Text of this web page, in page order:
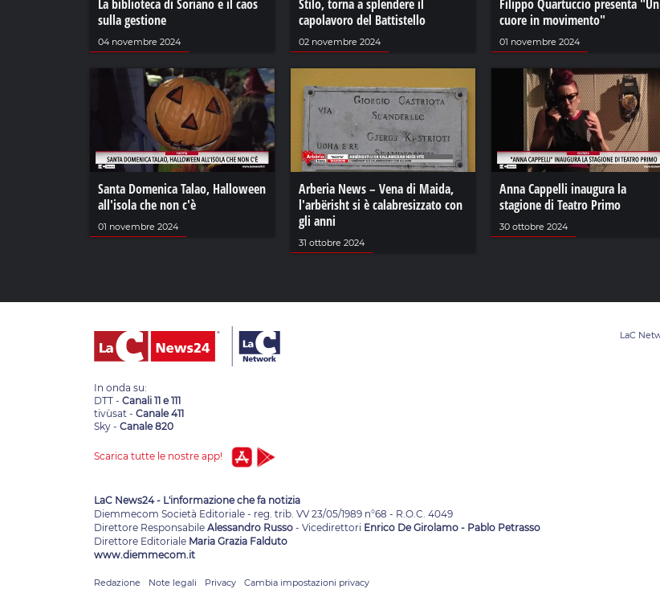
La biblioteca di Soriano e il caos
sulla gestione
04 novembre 2024
Stilo, torna a splendere il
capolavoro del Battistello
02 novembre 2024
Filippo Quartuccio presenta "Un
cuore in movimento"
01 novembre 2024
Santa Domenica Talao, Halloween
all'isola che non c'è
01 novembre 2024
Arberia News – Vena di Maida,
l'arbërisht si è calabresizzato con
gli anni
31 ottobre 2024
Anna Cappelli inaugura la
stagione di Teatro Primo
30 ottobre 2024
In onda su:
DTT - Canali 11 e 111
tivùsat - Canale 411
Sky - Canale 820
Scarica tutte le nostre app!
LaC News24 - L'informazione che fa notizia
Diemmecom Società Editoriale - reg. trib. VV 23/05/1989 n°68 - R.O.C. 4049
Direttore Responsabile Alessandro Russo - Vicedirettori Enrico De Girolamo - Pablo Petrasso
Direttore Editoriale Maria Grazia Falduto
www.diemmecom.it
Redazione Note legali Privacy Cambia impostazioni privacy